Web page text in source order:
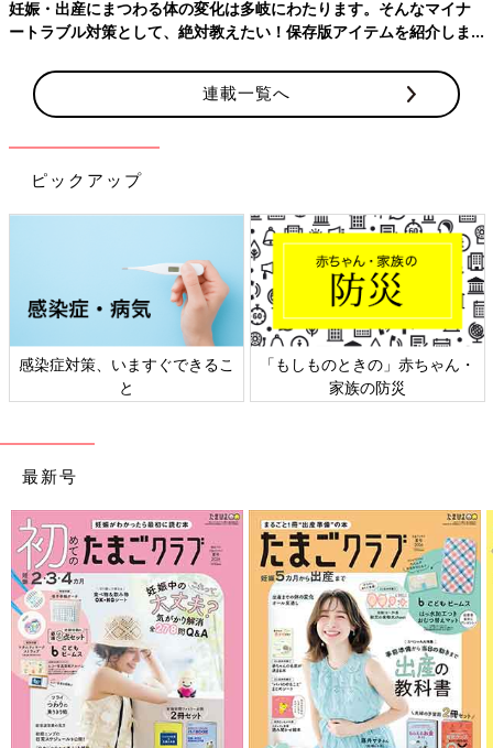
ビニールシート状になるよう広げます。
次に、おしっこを吸水するためペットシーツを重ねます
ビニール袋の上下を、赤ちゃんの足先から腰くらまでの長さに折
り曲げます。その上に、ペットシーツを吸水面が外側にくるよう
二つ折りにしてのせます。
最後に、赤ちゃんにフィットさせれば完成です
赤ちゃんをペットシーツの上にのせ、ビニール袋の取っ手部分
を、背中とおなかの前で結べば完成です。さらに、おなか部分を
外側にひと折りすると、よりモレにくくなります。
男女でペットシートの位置を調節して
妊娠・出産にまつわる体の変化は多岐にわたります。そんなマイナ
ートラブル対策として、絶対教えたい！保存版アイテムを紹介しま
連載一覧へ
ピックアップ
感染症対策、いますぐできるこ
と
「もしものときの」赤ちゃん・
家族の防災
最新号